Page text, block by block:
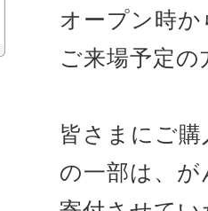
オープン時
ご来場予定
皆さまにご
の一部は、が